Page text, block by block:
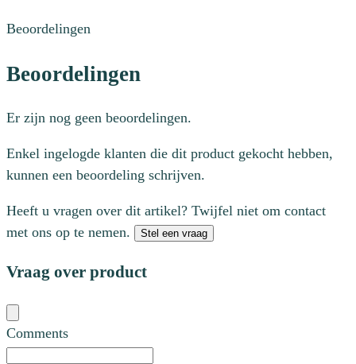
Beoordelingen
Beoordelingen
Er zijn nog geen beoordelingen.
Enkel ingelogde klanten die dit product gekocht hebben,
kunnen een beoordeling schrijven.
Heeft u vragen over dit artikel? Twijfel niet om contact
met ons op te nemen.
Stel een vraag
Vraag over product
Comments